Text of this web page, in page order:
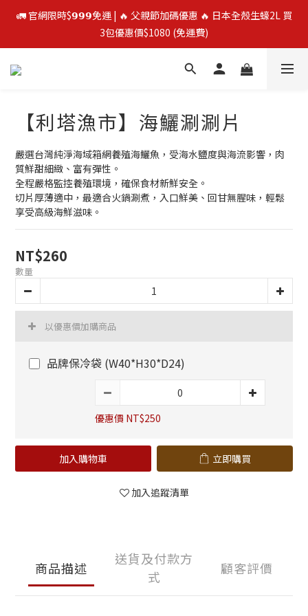
🚛 官網限時$𝟵𝟵𝟵免運 | 🔥 父親節加碼優惠 🔥 日本全殼生蠔2L 買
3包優惠價$1080 (免運費)
🚛 官網限時$𝟵𝟵𝟵免運 | 🔥 父親節加碼優惠 🔥 日本全殼生蠔2L 買
3包優惠價$1080 (免運費)
⭐️ 買二送一 ⭐️  冷凍榴槤❄️ 越南干堯/貓山王/金枕頭榴槤 單盒最低
🔥 父親節優惠殺 🔥 挪威鮭魚片4包$888
🚛 官網限時$𝟵𝟵𝟵免運 | 🔥 父親節加碼優惠 🔥 日本全殼生蠔2L 買
3包優惠價$1080 (免運費)
【利塔漁市】海鱺涮涮片
嚴選台灣純淨海域箱網養殖海鱺魚，受海水鹽度與海流影響，肉
質鮮甜細緻、富有彈性。
全程嚴格監控養殖環境，確保食材新鮮安全。
切片厚薄適中，最適合火鍋涮煮，入口鮮美、回甘無腥味，輕鬆
享受高級海鮮滋味。
NT$260
數量
以優惠價加購商品
品牌保冷袋 (W40*H30*D24)
優惠價 NT$250
加入購物車 立即購買
加入追蹤清單
商品描述
送貨及付款方
式
顧客評價